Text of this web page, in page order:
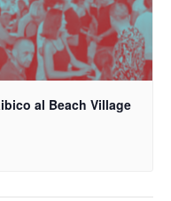
al Beach Village